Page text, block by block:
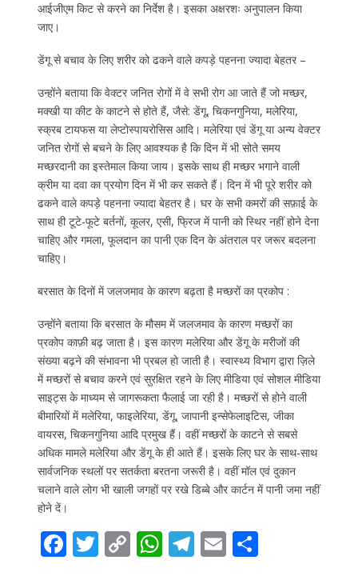
आईजीएम किट से करने का निर्देश है। इसका अक्षरशः अनुपालन किया
जाए।
डेंगू से बचाव के लिए शरीर को ढकने वाले कपड़े पहनना ज्यादा बेहतर –
उन्होंने बताया कि वेक्टर जनित रोगों में वे सभी रोग आ जाते हैं जो मच्छर,
मक्खी या कीट के काटने से होते हैं, जैसे: डेंगू, चिकनगुनिया, मलेरिया,
स्क्रब टायफस या लेप्टोस्पायरोसिस आदि। मलेरिया एवं डेंगू या अन्य वेक्टर
जनित रोगों से बचने के लिए आवश्यक है कि दिन में भी सोते समय
मच्छरदानी का इस्तेमाल किया जाय। इसके साथ ही मच्छर भगाने वाली
क्रीम या दवा का प्रयोग दिन में भी कर सकते हैं। दिन में भी पूरे शरीर को
ढकने वाले कपड़े पहनना ज्यादा बेहतर है। घर के सभी कमरों की सफ़ाई के
साथ ही टूटे-फूटे बर्तनों, कूलर, एसी, फ्रिज में पानी को स्थिर नहीं होने देना
चाहिए और गमला, फूलदान का पानी एक दिन के अंतराल पर जरूर बदलना
चाहिए।
बरसात के दिनों में जलजमाव के कारण बढ़ता है मच्छरों का प्रकोप :
उन्होंने बताया कि बरसात के मौसम में जलजमाव के कारण मच्छरों का
प्रकोप काफ़ी बढ़ जाता है। इस कारण मलेरिया और डेंगू के मरीजों की
संख्या बढ़ने की संभावना भी प्रबल हो जाती है। स्वास्थ्य विभाग द्वारा ज़िले
में मच्छरों से बचाव करने एवं सुरक्षित रहने के लिए मीडिया एवं सोशल मीडिया
साइट्स के माध्यम से जागरूकता फैलाई जा रही है। मच्छरों से होने वाली
बीमारियों में मलेरिया, फाइलेरिया, डेंगू, जापानी इन्सेफेलाइटिस, जीका
वायरस, चिकनगुनिया आदि प्रमुख हैं। वहीं मच्छरों के काटने से सबसे
अधिक मामले मलेरिया और डेंगू के ही आते हैं। इसके लिए घर के साथ-साथ
सार्वजनिक स्थलों पर सतर्कता बरतना जरूरी है। वहीं मॉल एवं दुकान
चलाने वाले लोग भी खाली जगहों पर रखे डिब्बे और कार्टन में पानी जमा नहीं
होने दें।
F T C W T E S